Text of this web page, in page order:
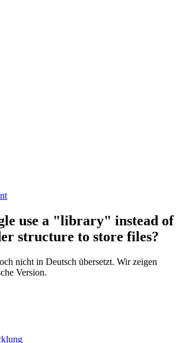
use a "library" instead of
structure to store files?
nicht in Deutsch übersetzt. Wir zeigen
Version.